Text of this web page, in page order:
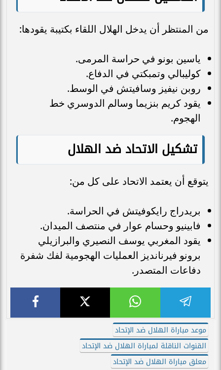
من المنتظر أن يدخل الهلال اللقاء بكتيبة يقودها:
ياسين بونو في حراسة المرمى.
كوليبالي وتمبكتي في الدفاع.
روبن نيفيز وسافيتش في الوسط.
يقود كريم بنزيما وسالم الدوسري خط
الهجوم.
تشكيل الاتحاد ضد الهلال
يتوقع أن يعتمد الاتحاد على كل من:
بريدراج رايكوفيتش في الحراسة.
فابينيو وحسام عوار في منتصف الميدان.
يقود المغربي يوسف النصيري والبرازيلي
برونو فيرنانديز العمليات الهجومية لفك شفرة
دفاعات المتصدر.
موعد مباراة الهلال ضد الإتحاد
القنوات الناقلة لمباراة الهلال ضد الإتحاد
معلق مباراة الهلال ضد الإتحاد